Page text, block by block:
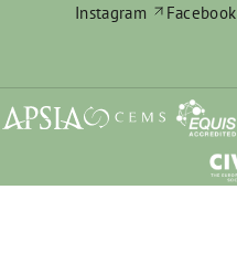
Instagram
Facebook